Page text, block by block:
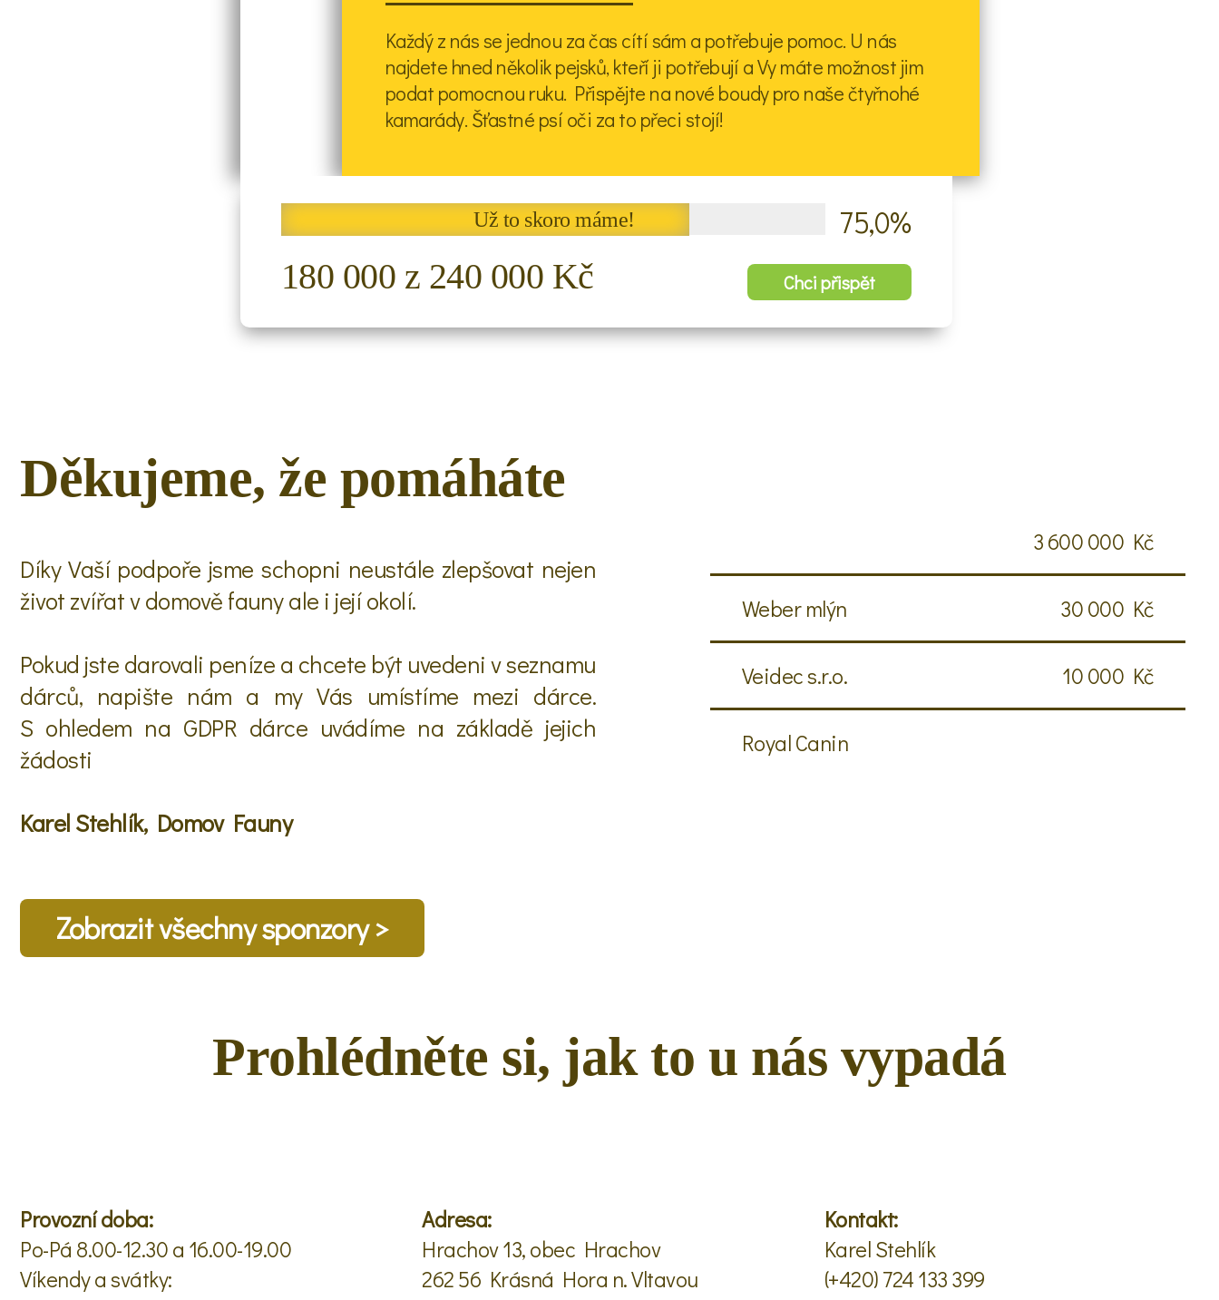
Každý z nás se jednou za čas cítí sám a potřebuje pomoc. U nás
najdete hned několik pejsků, kteří ji potřebují a Vy máte možnost jim
podat pomocnou ruku. Přispějte na nové boudy pro naše čtyřnohé
kamarády. Šťastné psí oči za to přeci stojí!
Už to skoro máme! 75,0%
180 000 z 240 000 Kč Chci přispět
Děkujeme, že pomáháte
Díky Vaší podpoře jsme schopni neustále zlepšovat nejen
život zvířat v domově fauny ale i její okolí.
Pokud jste darovali peníze a chcete být uvedeni v seznamu
dárců, napište nám a my Vás umístíme mezi dárce.
S ohledem na GDPR dárce uvádíme na základě jejich
žádosti
Karel Stehlík, Domov Fauny
3 600 000 Kč
Weber mlýn 30 000 Kč
Veidec s.r.o. 10 000 Kč
Royal Canin
Zobrazit všechny sponzory >
Prohlédněte si, jak to u nás vypadá
Provozní doba:
Po-Pá 8.00-12.30 a 16.00-19.00
Víkendy a svátky:
Adresa:
Hrachov 13, obec Hrachov
262 56 Krásná Hora n. Vltavou
Kontakt:
Karel Stehlík
(+420) 724 133 399